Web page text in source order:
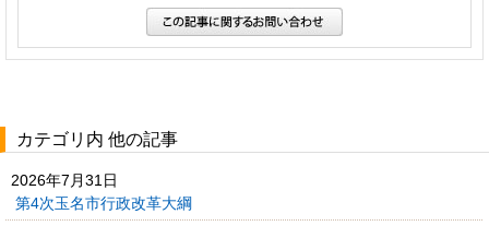
カテゴリ内 他の記事
2026年7月31日
第4次玉名市行政改革大綱